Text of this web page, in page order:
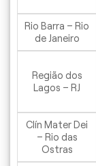
Rio Barra – Rio
de Janeiro
Região dos
Lagos – RJ
Clín Mater Dei
– Rio das
Ostras